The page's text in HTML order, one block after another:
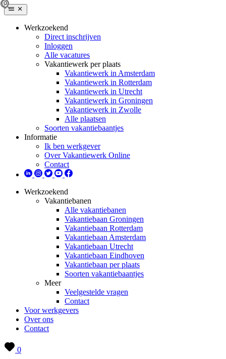
Werkzoekend
Direct inschrijven
Inloggen
Alle vacatures
Vakantiewerk per plaats
Vakantiewerk in Amsterdam
Vakantiewerk in Rotterdam
Vakantiewerk in Utrecht
Vakantiewerk in Groningen
Vakantiewerk in Zwolle
Alle plaatsen
Soorten vakantiebaantjes
Informatie
Ik ben werkgever
Over Vakantiewerk Online
Contact
Werkzoekend
Vakantiebanen
Alle vakantiebanen
Vakantiebaan Groningen
Vakantiebaan Rotterdam
Vakantiebaan Amsterdam
Vakantiebaan Utrecht
Vakantiebaan Eindhoven
Vakantiebaan per plaats
Soorten vakantiebaantjes
Meer
Veelgestelde vragen
Contact
Voor werkgevers
Over ons
Contact
0